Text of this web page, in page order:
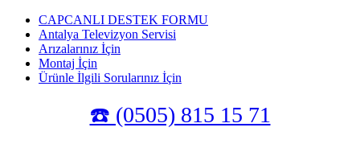
CAPCANLI DESTEK FORMU
Antalya Televizyon Servisi
Arızalarınız İçin
Montaj İçin
Ürünle İlgili Sorularınız İçin
☎️ (0505) 815 15 71